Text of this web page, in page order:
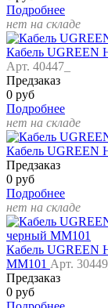
Подробнее
нет на складе
Кабель UGREEN
Арт. 40447_
Предзаказ
0 руб
Подробнее
нет на складе
Кабель UGREEN
Предзаказ
0 руб
Подробнее
нет на складе
Кабель UGREEN
MM101 Арт. 30449_
Предзаказ
0 руб